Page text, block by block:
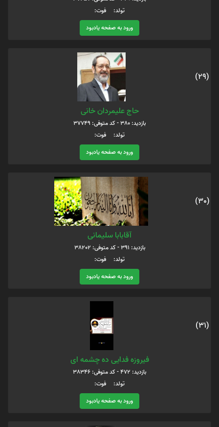
تولد: فوت:
ورود به صفحه یادبود
(29)
حاج علیمردان خانی
بازدید: 380 - کد متوفی: 37749
تولد: فوت:
ورود به صفحه یادبود
(30)
آقابابا سلیمانی
بازدید: 391 - کد متوفی: 38202
تولد: فوت:
ورود به صفحه یادبود
(31)
فیروزه فدایی ده چشمه ای
بازدید: 472 - کد متوفی: 38346
تولد: فوت:
ورود به صفحه یادبود